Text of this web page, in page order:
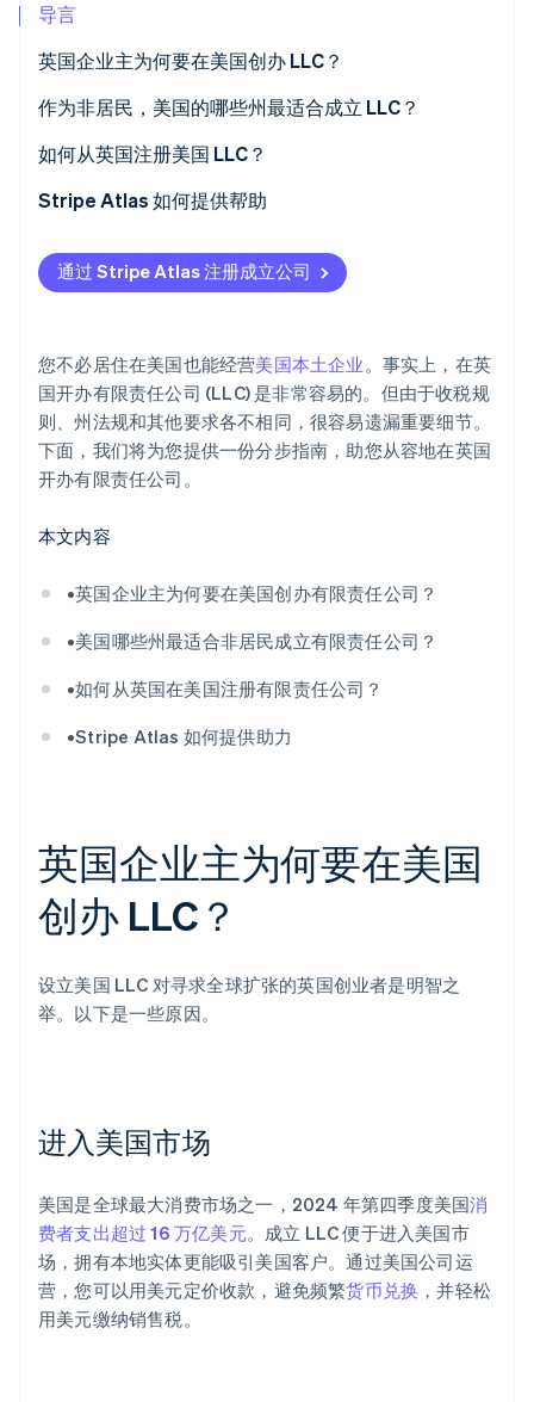
了解 Stripe 如何为 AI 构建经济基础设施。
立即观看
导言
英国企业主为何要在美国创办 LLC？
进入美国市场
提升对美国投资者和合作伙伴的信誉度
有限的个人责任
潜在的税收优惠
作为非居民，美国的哪些州最适合成立 LLC？
特拉华州
怀俄明州
内华达州
佛罗里达州、德克萨斯州和其他常见的州选项
如何从英国注册美国 LLC？
选择公司名称
指定注册代理人
提交公司章程
获取雇主识别号 (EIN)
设立美国商业银行账户
处理州级业务需求
Stripe Atlas 如何提供帮助
申请使用 Atlas 注册公司
在获取雇主识别号 (EIN) 前开通收款和银行服务
自动提交 83 (b) 税务申报
全球顶尖水准的公司法律文件
Stripe Payments 服务首年免费，更享价值 5 万美元的
通过 Stripe Atlas 注册成立公司
您不必居住在美国也能经营美国本土企业。事实上，在英
国开办有限责任公司 (LLC) 是非常容易的。但由于收税规
则、州法规和其他要求各不相同，很容易遗漏重要细节。
下面，我们将为您提供一份分步指南，助您从容地在英国
开办有限责任公司。
本文内容
•英国企业主为何要在美国创办有限责任公司？
•美国哪些州最适合非居民成立有限责任公司？
•如何从英国在美国注册有限责任公司？
•Stripe Atlas 如何提供助力
英国企业主为何要在美国
创办 LLC？
设立美国 LLC 对寻求全球扩张的英国创业者是明智之
举。以下是一些原因。
进入美国市场
美国是全球最大消费市场之一，2024 年第四季度美国消
费者支出超过 16 万亿美元。成立 LLC 便于进入美国市
场，拥有本地实体更能吸引美国客户。通过美国公司运
营，您可以用美元定价收款，避免频繁货币兑换 ，并轻松
用美元缴纳销售税。